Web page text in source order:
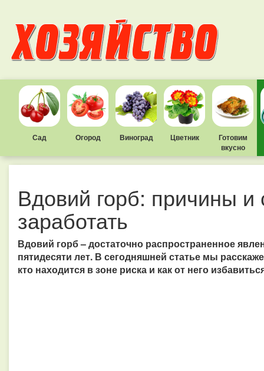
Сад Огород Виноград Цветник
Готовим
вкусно
Вдовий горб: причины и
заработать
Вдовий горб – достаточно распространенное
пятидесяти лет. В сегодняшней статье мы
кто находится в зоне риска и как от него